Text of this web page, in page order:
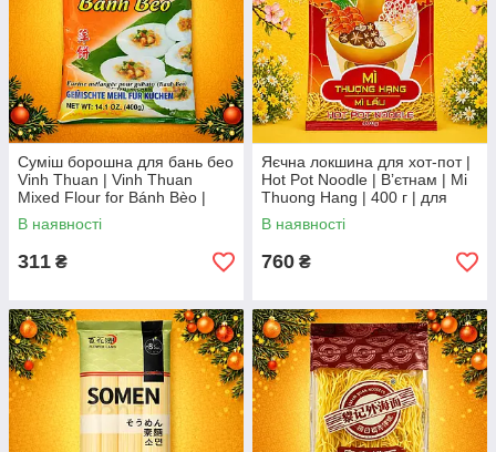
Суміш борошна для бань бео
Vinh Thuan | Vinh Thuan
Mixed Flour for Bánh Bèo |
Вʼєтнам | 400 г Ч
В наявності
311 ₴
Яєчна локшина для хот-пот |
Hot Pot Noodle | Вʼєтнам | Mi
Thuong Hang | 400 г | для
супів та хот-пот Ч
В наявності
760 ₴